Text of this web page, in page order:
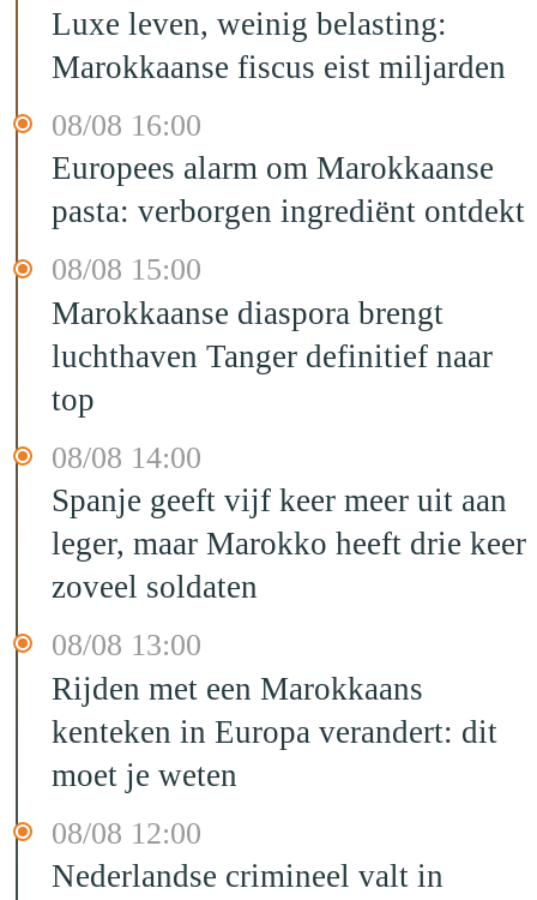
Luxe leven, weinig belasting:
Marokkaanse fiscus eist miljarden
08/08 16:00
Europees alarm om Marokkaanse
pasta: verborgen ingrediënt ontdekt
08/08 15:00
Marokkaanse diaspora brengt
luchthaven Tanger definitief naar
top
08/08 14:00
Spanje geeft vijf keer meer uit aan
leger, maar Marokko heeft drie keer
zoveel soldaten
08/08 13:00
Rijden met een Marokkaans
kenteken in Europa verandert: dit
moet je weten
08/08 12:00
Nederlandse crimineel valt in